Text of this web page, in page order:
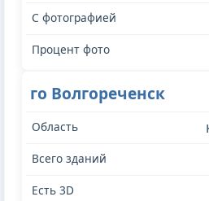
го Волгореченск